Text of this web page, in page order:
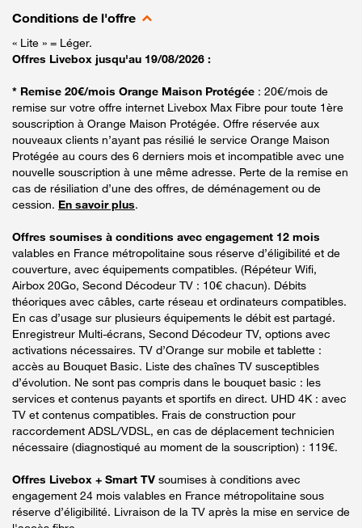
Conditions de l'offre
« Lite » = Léger.
Offres Livebox jusqu'au 19/08/2026 :
* Remise 20€/mois Orange Maison Protégée : 20€/mois de
remise sur votre offre internet Livebox Max Fibre pour toute 1ère
souscription à Orange Maison Protégée. Offre réservée aux
nouveaux clients n’ayant pas résilié le service Orange Maison
Protégée au cours des 6 derniers mois et incompatible avec une
nouvelle souscription à une même adresse. Perte de la remise en
cas de résiliation d’une des offres, de déménagement ou de
cession. En savoir plus.
Offres soumises à conditions avec engagement 12 mois
valables en France métropolitaine sous réserve d’éligibilité et de
couverture, avec équipements compatibles. (Répéteur Wifi,
Airbox 20Go, Second Décodeur TV : 10€ chacun). Débits
théoriques avec câbles, carte réseau et ordinateurs compatibles.
En cas d’usage sur plusieurs équipements le débit est partagé.
Enregistreur Multi-écrans, Second Décodeur TV, options avec
activations nécessaires. TV d’Orange sur mobile et tablette :
accès au Bouquet Basic. Liste des chaînes TV susceptibles
d’évolution. Ne sont pas compris dans le bouquet basic : les
services et contenus payants et sportifs en direct. UHD 4K : avec
TV et contenus compatibles. Frais de construction pour
raccordement ADSL/VDSL, en cas de déplacement technicien
nécessaire (diagnostiqué au moment de la souscription) : 119€.
Offres Livebox + Smart TV soumises à conditions avec
engagement 24 mois valables en France métropolitaine sous
réserve d’éligibilité. Livraison de la TV après la mise en service de